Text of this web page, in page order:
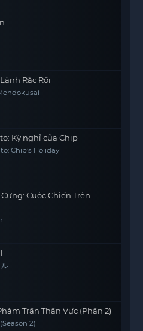
Rắc Rối
Kỳ nghỉ của Chip
Chip’s Holiday
Cuộc Chiến Trên
ル
Trần Thần Vực (Phần 2)
2)